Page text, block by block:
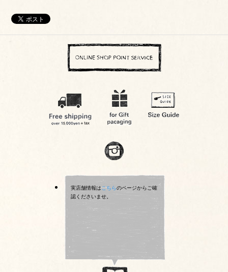
実店舗情報はこちらのページからご確
認くださいませ。